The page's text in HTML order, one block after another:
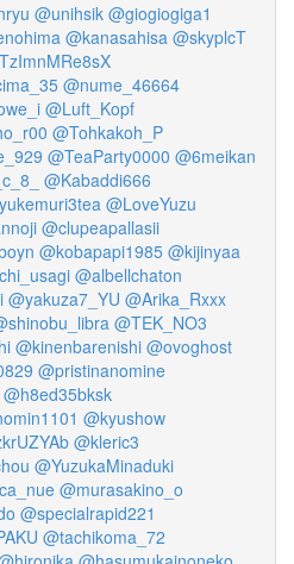
@unihsik @giogiogiga1
@kanasahisa @skyplcT
@nume_46664
@Luft_Kopf
@Tohkakoh_P
@TeaParty0000 @6meikan
@Kabaddi666
@LoveYuzu
@clupeapallasii
@kobapapi1985 @kijinyaa
@albellchaton
@yakuza7_YU @Arika_Rxxx
@TEK_NO3
@kinenbarenishi @ovoghost
@pristinanomine
@h8ed35bksk
@kyushow
@kleric3
@YuzukaMinaduki
@murasakino_o
@specialrapid221
@tachikoma_72